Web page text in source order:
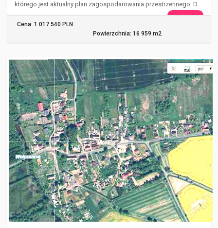
którego jest aktualny plan zagospodarowania przestrzennego. D…
WIĘCEJ
Cena: 1 017 540 PLN
Powierzchnia: 16 959 m2
MORACZ